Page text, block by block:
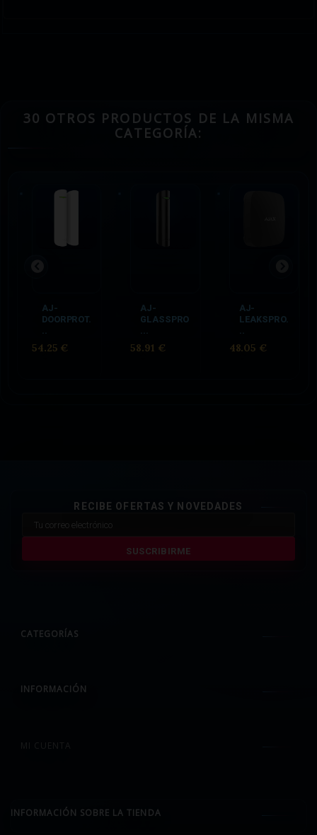
30 OTROS PRODUCTOS DE LA MISMA
CATEGORÍA:
AJ-
DOORPROT.
..
54.25 €
AJ-
GLASSPRO
...
58.91 €
AJ-
LEAKSPRO.
..
48.05 €
RECIBE OFERTAS Y NOVEDADES
SUSCRIBIRME
CATEGORÍAS
INFORMACIÓN
INFORMACIÓN SOBRE LA TIENDA